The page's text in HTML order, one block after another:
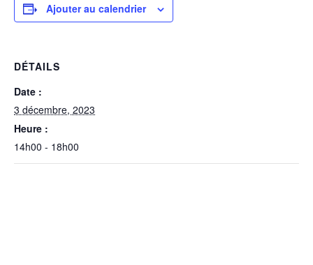
Ajouter au calendrier
DÉTAILS
Date :
3 décembre, 2023
Heure :
14h00 - 18h00